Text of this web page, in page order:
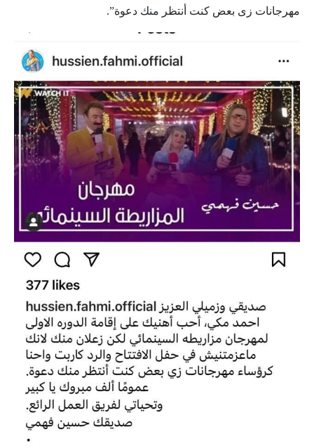
مهرجانات زى بعض كنت أنتظر منك دعوة”.